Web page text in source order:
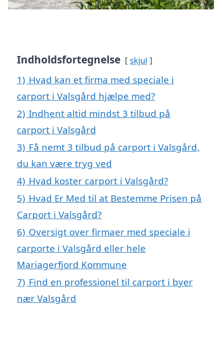
Indholdsfortegnelse skjul
1) Hvad kan et firma med speciale i
carport i Valsgård hjælpe med?
2) Indhent altid mindst 3 tilbud på
carport i Valsgård
3) Få nemt 3 tilbud på carport i Valsgård,
du kan være tryg ved
4) Hvad koster carport i Valsgård?
5) Hvad Er Med til at Bestemme Prisen på
Carport i Valsgård?
6) Oversigt over firmaer med speciale i
carporte i Valsgård eller hele
Mariagerfjord Kommune
7) Find en professionel til carport i byer
nær Valsgård